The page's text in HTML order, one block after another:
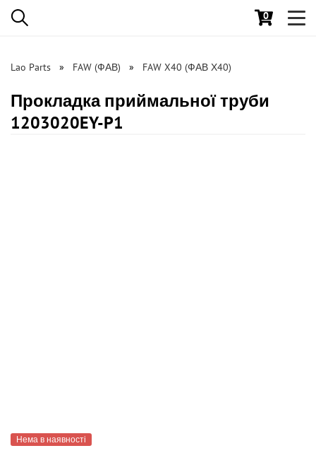
0
Lao Parts FAW (ФАВ) FAW X40 (ФАВ Х40)
Прокладка приймальної труби
1203020EY-P1
Нема в наявності